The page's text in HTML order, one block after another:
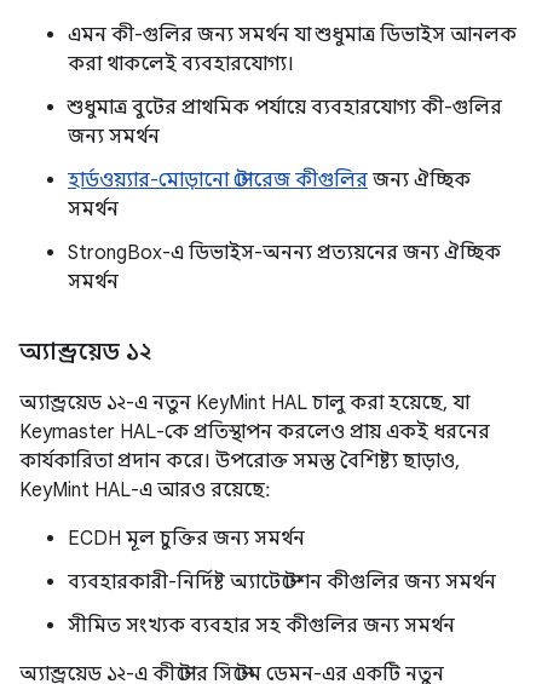
এমন কী-গুলির জন্য সমর্থন যা শুধুমাত্র ডিভাইস আনলক
করা থাকলেই ব্যবহারযোগ্য।
শুধুমাত্র বুটের প্রাথমিক পর্যায়ে ব্যবহারযোগ্য কী-গুলির
জন্য সমর্থন
হার্ডওয়্যার-মোড়ানো স্টোরেজ কীগুলির জন্য ঐচ্ছিক
সমর্থন
StrongBox-এ ডিভাইস-অনন্য প্রত্যয়নের জন্য ঐচ্ছিক
সমর্থন
অ্যান্ড্রয়েড ১২
অ্যান্ড্রয়েড ১২-এ নতুন KeyMint HAL চালু করা হয়েছে, যা
Keymaster HAL-কে প্রতিস্থাপন করলেও প্রায় একই ধরনের
কার্যকারিতা প্রদান করে। উপরোক্ত সমস্ত বৈশিষ্ট্য ছাড়াও,
KeyMint HAL-এ আরও রয়েছে:
ECDH মূল চুক্তির জন্য সমর্থন
ব্যবহারকারী-নির্দিষ্ট অ্যাটেস্টেশন কীগুলির জন্য সমর্থন
সীমিত সংখ্যক ব্যবহার সহ কীগুলির জন্য সমর্থন
অ্যান্ড্রয়েড ১২-এ কীস্টোর সিস্টেম ডেমন-এর একটি নতুন